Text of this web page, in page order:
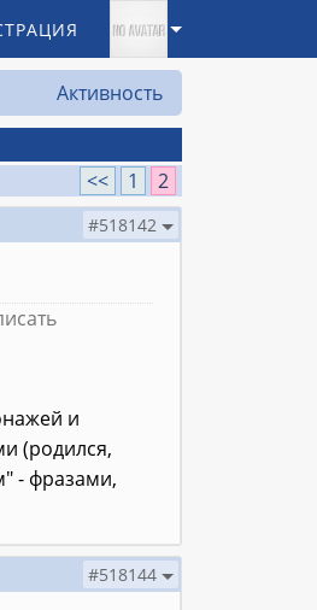
Активность
<<
1 2
#518142
и
(родился,
- фразами,
#518144